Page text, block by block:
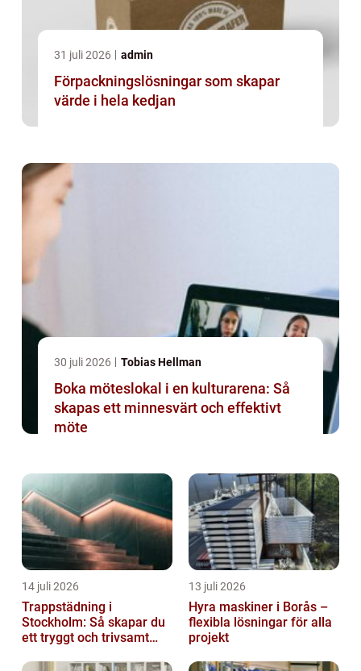
31 juli 2026 admin
Förpackningslösningar som skapar
värde i hela kedjan
30 juli 2026 Tobias Hellman
Boka möteslokal i en kulturarena: Så
skapas ett minnesvärt och effektivt
möte
14 juli 2026
Trappstädning i
Stockholm: Så skapar du
ett tryggt och trivsamt
13 juli 2026
Hyra maskiner i Borås –
flexibla lösningar för alla
projekt